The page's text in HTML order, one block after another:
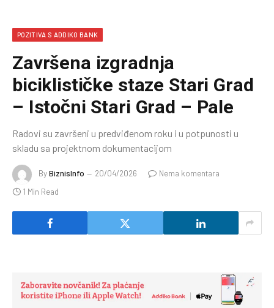
POZITIVA S ADDIKO BANK
Završena izgradnja
biciklističke staze Stari Grad
– Istočni Stari Grad – Pale
Radovi su završeni u predviđenom roku i u potpunosti u
skladu sa projektnom dokumentacijom
ByBiznisInfo 20/04/2026
Nema komentara
1 Min Read